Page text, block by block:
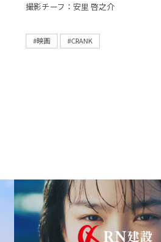
撮影チーフ：安里 啓之介
#映画 #CRANK